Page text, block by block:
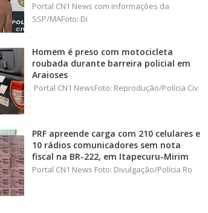
Portal CN1 News com informações da
SSP/MAFoto: Di
Homem é preso com motocicleta
roubada durante barreira policial em
Araioses
Portal CN1 NewsFoto: Reprodução/Polícia Civ
PRF apreende carga com 210 celulares e
10 rádios comunicadores sem nota
fiscal na BR-222, em Itapecuru-Mirim
Portal CN1 News Foto: Divulgação/Polícia Ro